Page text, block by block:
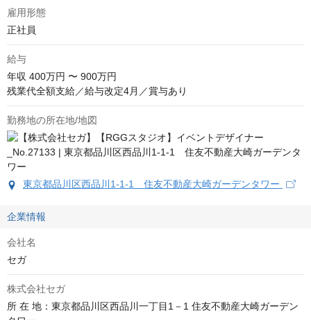
雇用形態
正社員
給与
年収 400万円 〜 900万円
残業代全額支給／給与改定4月／賞与あり
勤務地の所在地/地図
東京都品川区西品川1-1-1 住友不動産大崎ガーデンタワー
企業情報
会社名
セガ
株式会社セガ
所 在 地：東京都品川区西品川一丁目1－1 住友不動産大崎ガーデン